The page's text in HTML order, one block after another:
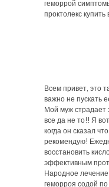
геморрой
проктолекс купить
Всем привет, это
важно не пускать
Мой муж страдает
все да не то!! Я
когда он сказал
рекомендую!
восстановить
эффективным
Народное
геморроя содой